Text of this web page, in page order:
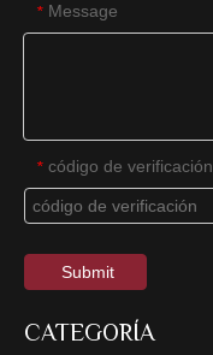
* Message
* código de verificación
Submit
CATEGORÍA